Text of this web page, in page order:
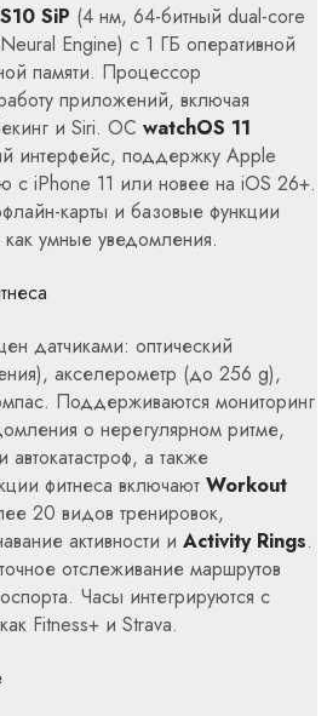
S10 SiP (4 нм, 64-битный dual-core
Engine) с 1 ГБ оперативной
памяти. Процессор
приложений, включая
и Siri. ОС watchOS 11
интерфейс, поддержку Apple
с iPhone 11 или новее на iOS 26+.
карты и базовые функции
умные уведомления.
датчиками: оптический
акселерометр (до 256 g),
Поддерживаются мониторинг
о нерегулярном ритме,
а также
фитнеса включают Workout
20 видов тренировок,
активности и Activity Rings.
отслеживание маршрутов
Часы интегрируются с
Fitness+ и Strava.